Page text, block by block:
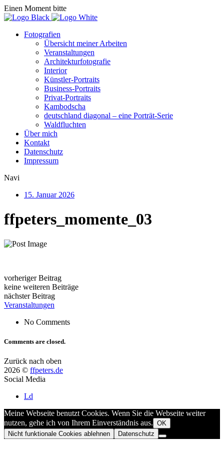
Einen Moment bitte
Fotografien
Übersicht meiner Arbeiten
Veranstaltungen
Architekturfotografie
Interior
Künstler-Portraits
Business-Portraits
Privat-Portraits
Kambodscha
deutschland diagonal – eine Porträt-Serie
Waldfluchten
Über mich
Kontakt
Datenschutz
Impressum
Navi
15. Januar 2026
ffpeters_momente_03
vorheriger Beitrag
keine weiteren Beiträge
nächster Beitrag
Veranstaltungen
No Comments
Comments are closed.
Zurück nach oben
2026 © ffpeters.de
Social Media
Ld
Meine Webseite benutzt Cookies. Wenn Sie die Webseite weiter
nutzen, gehe ich von Ihrem Einverständnis aus. OK
Nicht funktionale Cookies ablehnen
Datenschutz